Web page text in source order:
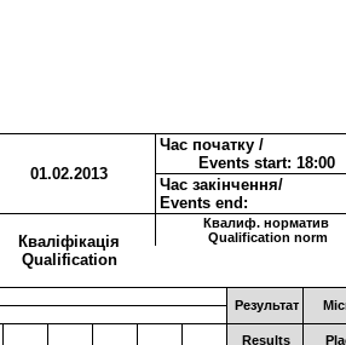
01.02.2013
Час початку /
Events start: 18:00
Час закінчення/
Events end:
Кваліфікація
Qualification
Квалиф. норматив
Qualification norm
Результат
Results